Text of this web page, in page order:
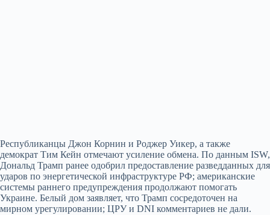
Республиканцы Джон Корнин и Роджер Уикер, а также
демократ Тим Кейн отмечают усиление обмена. По данным ISW,
Дональд Трамп ранее одобрил предоставление разведданных для
ударов по энергетической инфраструктуре РФ; американские
системы раннего предупреждения продолжают помогать
Украине. Белый дом заявляет, что Трамп сосредоточен на
мирном урегулировании; ЦРУ и DNI комментариев не дали.